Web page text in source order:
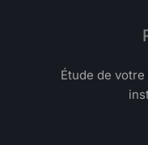
Étude de